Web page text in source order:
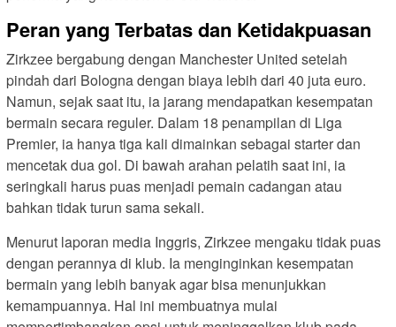
Peran yang Terbatas dan Ketidakpuasan
Zirkzee bergabung dengan Manchester United setelah
pindah dari Bologna dengan biaya lebih dari 40 juta euro.
Namun, sejak saat itu, ia jarang mendapatkan kesempatan
bermain secara reguler. Dalam 18 penampilan di Liga
Premier, ia hanya tiga kali dimainkan sebagai starter dan
mencetak dua gol. Di bawah arahan pelatih saat ini, ia
seringkali harus puas menjadi pemain cadangan atau
bahkan tidak turun sama sekali.
Menurut laporan media Inggris, Zirkzee mengaku tidak puas
dengan perannya di klub. Ia menginginkan kesempatan
bermain yang lebih banyak agar bisa menunjukkan
kemampuannya. Hal ini membuatnya mulai